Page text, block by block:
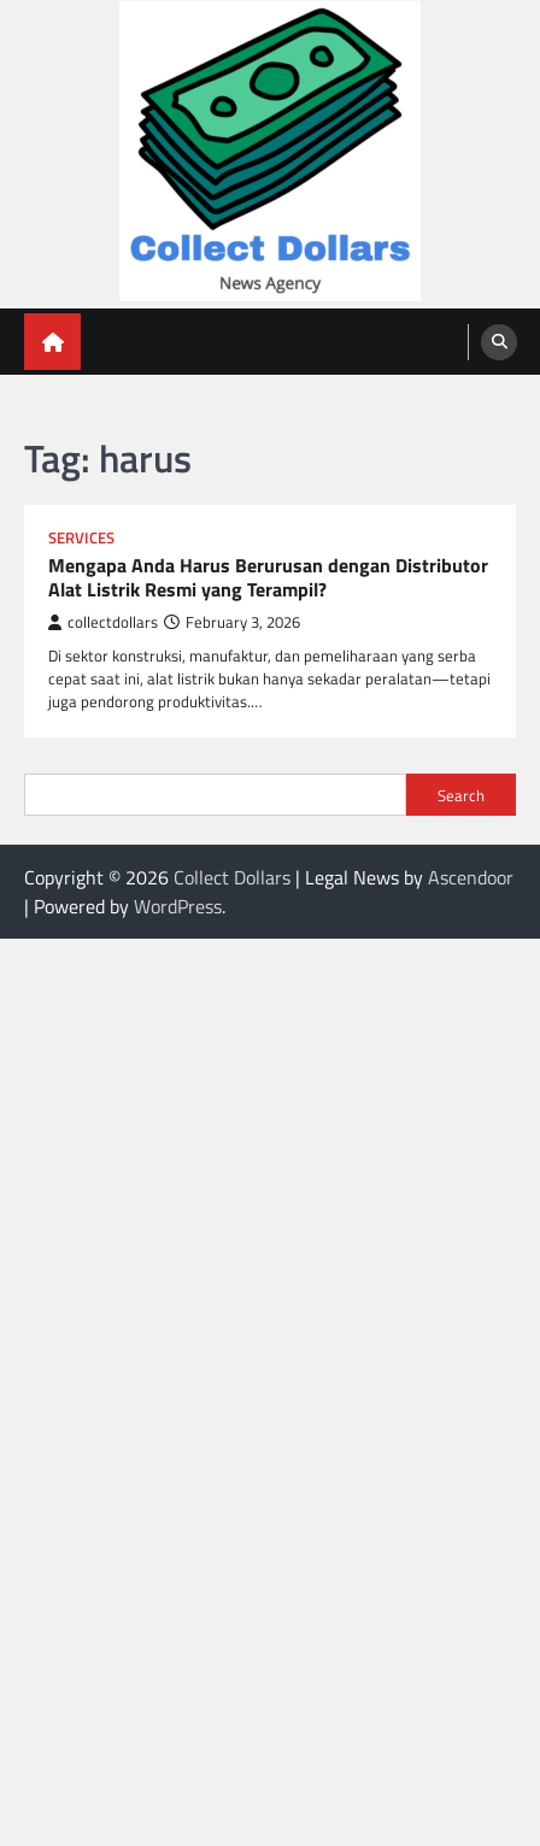
Tag: harus
SERVICES
Mengapa Anda Harus Berurusan dengan Distributor
Alat Listrik Resmi yang Terampil?
collectdollars February 3, 2026
Di sektor konstruksi, manufaktur, dan pemeliharaan yang serba
cepat saat ini, alat listrik bukan hanya sekadar peralatan—tetapi
juga pendorong produktivitas.…
Search
Copyright © 2026 Collect Dollars | Legal News byAscendoor
| Powered byWordPress.